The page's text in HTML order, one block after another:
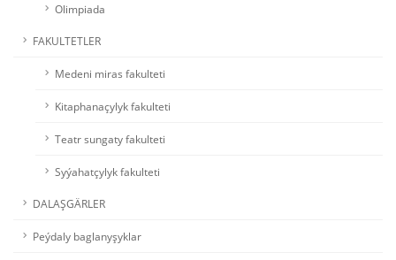
Olimpiada
FAKULTETLER
Medeni miras fakulteti
Kitaphanaçylyk fakulteti
Teatr sungaty fakulteti
Syýahatçylyk fakulteti
DALAŞGÄRLER
Peýdaly baglanyşyklar